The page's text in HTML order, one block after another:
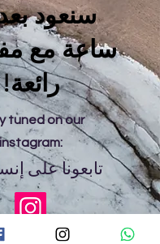
ساعة مع
رائعة!
tuned on our
instagram:
تابعونا على